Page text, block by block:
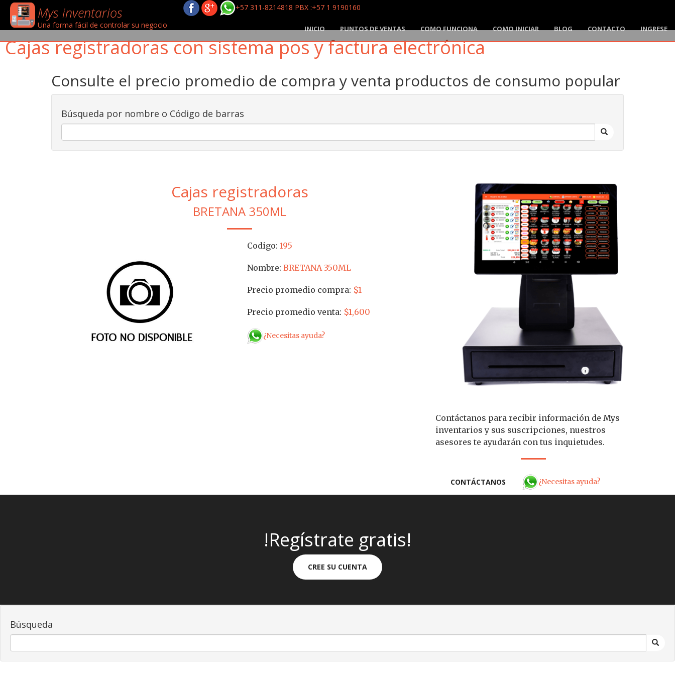
Mys inventarios
Una forma fácil de controlar su negocio
+57 311-8214818 PBX :+57 1 9190160
INICIO PUNTOS DE VENTAS COMO FUNCIONA COMO INICIAR BLOG CONTACTO INGRESE
Cajas registradoras con sistema pos y factura electrónica
Consulte el precio promedio de compra y venta productos de consumo popular
Búsqueda por nombre o Código de barras
Cajas registradoras
BRETANA 350ML
Codigo: 195
Nombre: BRETANA 350ML
Precio promedio compra: $1
Precio promedio venta: $1,600
¿Necesitas ayuda?
Contáctanos para recibir información de Mys
inventarios y sus suscripciones, nuestros
asesores te ayudarán con tus inquietudes.
CONTÁCTANOS ¿Necesitas ayuda?
!Regístrate gratis!
CREE SU CUENTA
Búsqueda